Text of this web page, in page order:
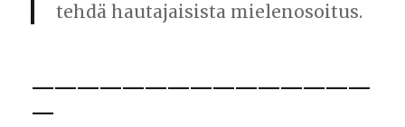
tehdä hautajaisista mielenosoitus.
———————————————
—